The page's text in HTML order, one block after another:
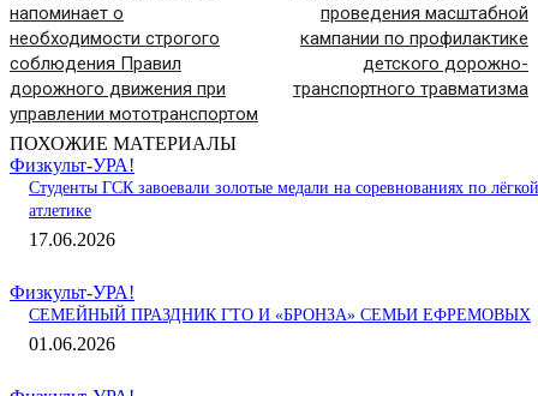
напоминает о
необходимости строгого
соблюдения Правил
дорожного движения при
управлении мототранспортом
проведения масштабной
кампании по профилактике
детского дорожно-
транспортного травматизма
ПОХОЖИЕ МАТЕРИАЛЫ
Физкульт-УРА!
Студенты ГСК завоевали золотые медали на соревнованиях по лёгкой
атлетике
17.06.2026
Физкульт-УРА!
СЕМЕЙНЫЙ ПРАЗДНИК ГТО И «БРОНЗА» СЕМЬИ ЕФРЕМОВЫХ
01.06.2026